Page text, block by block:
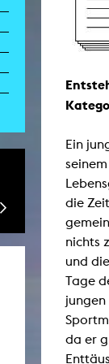
Ein
die
nichts
und
Tage
jungen
da er